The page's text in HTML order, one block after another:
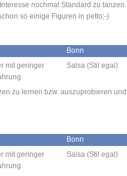
nochmal Standard zu tanzen.
so einige Figuren in petto;-)
Bonn
mit geringer
Salsa (Stil egal)
zu lernen bzw. auszuprobieren und
Bonn
mit geringer
Salsa (Stil egal)